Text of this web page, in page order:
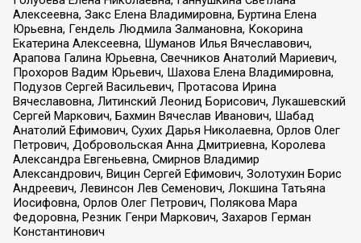
Алексеевна, Закс Елена Владимировна, Буртина Елена
Юрьевна, Гендель Людмила Залмановна, Кокорина
Екатерина Алексеевна, Шуманов Илья Вячеславович,
Арапова Галина Юрьевна, Свечников Анатолий Мариевич,
Прохоров Вадим Юрьевич, Шахова Елена Владимировна,
Подузов Сергей Васильевич, Протасова Ирина
Вячеславовна, Литинский Леонид Борисович, Лукашевский
Сергей Маркович, Бахмин Вячеслав Иванович, Шабад
Анатолий Ефимович, Сухих Дарья Николаевна, Орлов Олег
Петрович, Добровольская Анна Дмитриевна, Королева
Александра Евгеньевна, Смирнов Владимир
Александрович, Вицин Сергей Ефимович, Золотухин Борис
Андреевич, Левинсон Лев Семенович, Локшина Татьяна
Иосифовна, Орлов Олег Петрович, Полякова Мара
Федоровна, Резник Генри Маркович, Захаров Герман
Константинович